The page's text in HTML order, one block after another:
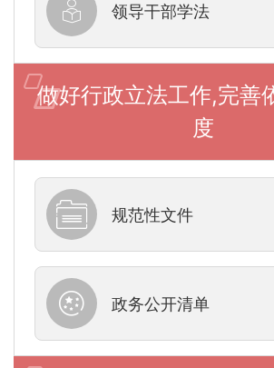
领导干部学法
做好行政立法工作,完善
度
规范性文件
政务公开清单